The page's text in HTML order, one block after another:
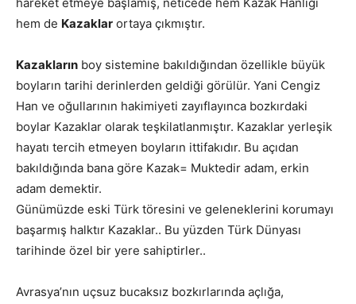
hem de Kazaklar ortaya çıkmıştır.
Kazakların boy sistemine bakıldığından özellikle büyük
boyların tarihi derinlerden geldiği görülür. Yani Cengiz
Han ve oğullarının hakimiyeti zayıflayınca bozkırdaki
boylar Kazaklar olarak teşkilatlanmıştır. Kazaklar yerleşik
hayatı tercih etmeyen boyların ittifakıdır. Bu açıdan
bakıldığında bana göre Kazak= Muktedir adam, erkin
adam demektir.
Günümüzde eski Türk töresini ve geleneklerini korumayı
başarmış halktır Kazaklar.. Bu yüzden Türk Dünyası
tarihinde özel bir yere sahiptirler..
Avrasya’nın uçsuz bucaksız bozkırlarında açlığa,